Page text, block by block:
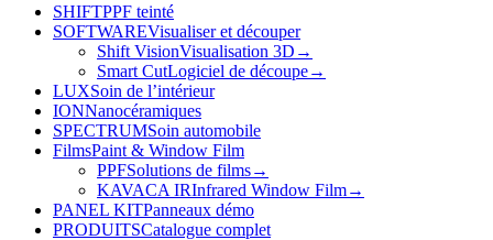
SHIFTPPF teinté
SOFTWAREVisualiser et découper
Shift VisionVisualisation 3D →
Smart CutLogiciel de découpe→
LUXSoin de l’intérieur
IONNanocéramiques
SPECTRUMSoin automobile
FilmsPaint & Window Film
PPFSolutions de films→
KAVACA IRInfrared Window Film→
PANEL KITPanneaux démo
PRODUITSCatalogue complet